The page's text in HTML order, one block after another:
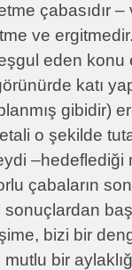
çabasıdır
ve
eden konu
katı
gibidir)
o şekilde
–hedeflediği
çabaların
bizi bir
bir